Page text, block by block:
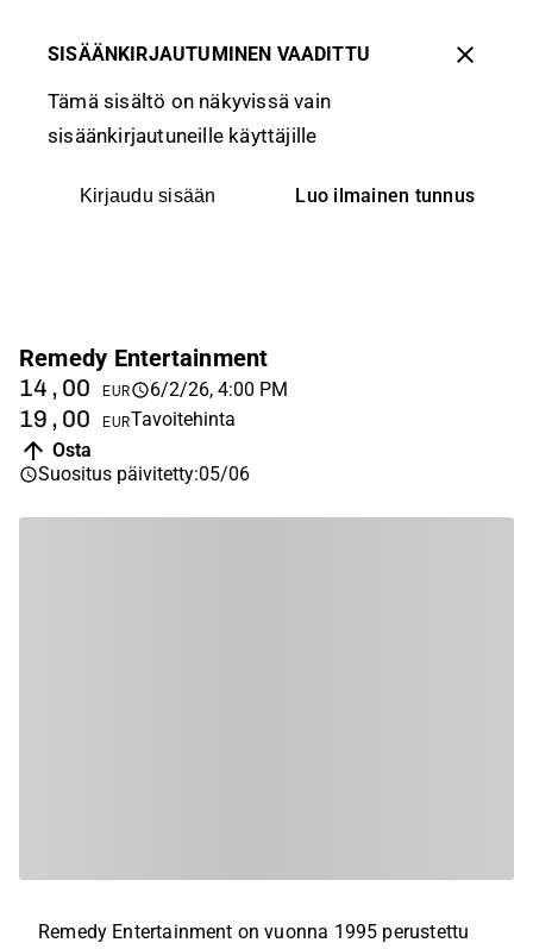
SISÄÄNKIRJAUTUMINEN VAADITTU
Tämä sisältö on näkyvissä vain
sisäänkirjautuneille käyttäjille
Kirjaudu sisään Luo ilmainen tunnus
Remedy Entertainment
14,00 EUR 6/2/26, 4:00 PM
19,00 EURTavoitehinta
Osta
Suositus päivitetty:05/06
Remedy Entertainment on vuonna 1995 perustettu